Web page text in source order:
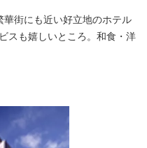
街にも近い好立地のホテル
スも嬉しいところ。和食・洋